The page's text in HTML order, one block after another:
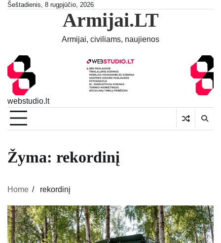
SkipŠeštadienis, 8 rugpjūčio, 2026
Armijai.LT
Armijai, civiliams, naujienos
webstudio.lt
Žyma: rekordinį
Home rekordinį